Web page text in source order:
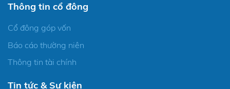
Thông tin cổ đông
Cổ đông góp vốn
Báo cáo thường niên
Thông tin tài chính
Tin tức & Sự kiện